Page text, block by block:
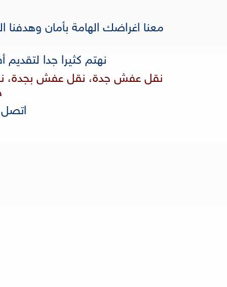
معنا اغراضك الهامة بأمان
نهتم كثيرا جدا
نقل عفش جدة، نقل عفش بجدة،
اتصل